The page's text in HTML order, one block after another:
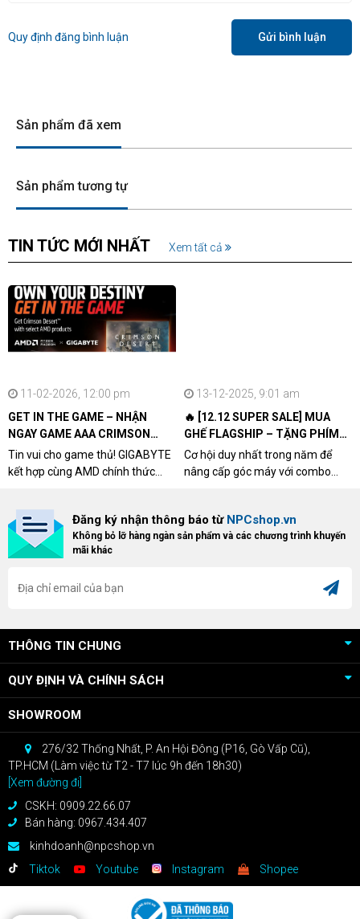
Quy định đăng bình luận Gửi bình luận
Sản phẩm đã xem
Sản phẩm tương tự
TIN TỨC MỚI NHẤT Xem tất cả
11-02-2026, 12:00 pm
GET IN THE GAME – NHẬN
NGAY GAME AAA CRIMSON
DESERT CÙNG GIGABYTE &
AMD
Tin vui cho game thủ! GIGABYTE
kết hợp cùng AMD chính thức
khách hàng sở hữu VGA Radeon
RX 9070 / RX 9070 XT.
13-12-2025, 9:01 am
🔥 [12.12 SUPER SALE] MUA
GHẾ FLAGSHIP – TẶNG PHÍM
CƠ XỊN
Cơ hội duy nhất trong năm để
nâng cấp góc máy với combo
dòng ghế Gaming cao cấp nhất,
bạn sẽ nhận ngay quà tặng trị giá
Đăng ký nhận thông báo từ NPCshop.vn
Không bỏ lỡ hàng ngàn sản phẩm và các chương trình khuyến
mãi khác
THÔNG TIN CHUNG
QUY ĐỊNH VÀ CHÍNH SÁCH
SHOWROOM
276/32 Thống Nhất, P. An Hội Đông (P16, Gò Vấp Cũ),
TP.HCM (Làm việc từ T2 - T7 lúc 9h đến 18h30)
[Xem đường đi]
CSKH: 0909.22.66.07
Bán hàng: 0967.434.407
kinhdoanh@npcshop.vn
Tiktok
Youtube Instagram Shopee